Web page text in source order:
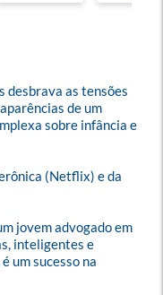
desbrava as tensões
de um
sobre infância e
(Netflix) e da
jovem advogado em
inteligentes e
um sucesso na